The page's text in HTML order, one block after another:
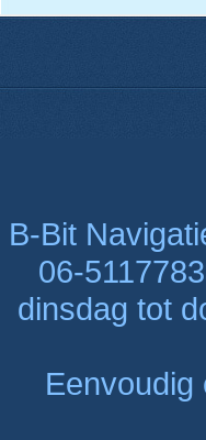
B-Bit
06-
dinsdag tot